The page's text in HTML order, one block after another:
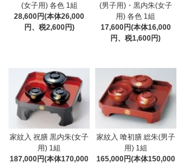
(女子用) 各色 1組
28,600円(本体26,000
円、税2,600円)
(男子用)・黒内朱(女子
用) 各色 1組
17,600円(本体16,000
円、税1,600円)
家紋入 祝膳 黒内朱(女子
用) 1組
187,000円(本体170,000
家紋入 喰初膳 総朱(男子
用) 1組
165,000円(本体150,000